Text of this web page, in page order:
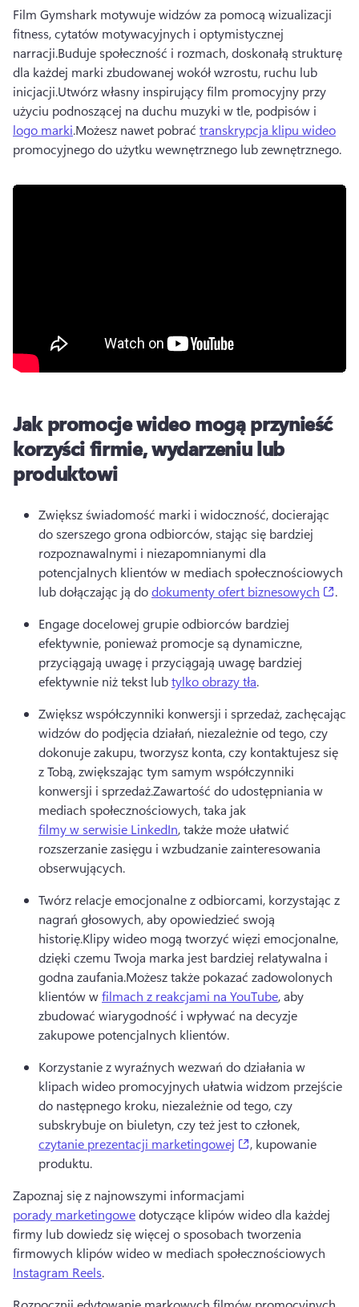
Film Gymshark motywuje widzów za pomocą wizualizacji
fitness, cytatów motywacyjnych i optymistycznej
narracji.Buduje społeczność i rozmach, doskonałą strukturę
dla każdej marki zbudowanej wokół wzrostu, ruchu lub
inicjacji.Utwórz własny inspirujący film promocyjny przy
użyciu podnoszącej na duchu muzyki w tle, podpisów i
logo marki.Możesz nawet pobrać transkrypcja klipu wideo
promocyjnego do użytku wewnętrznego lub zewnętrznego.
Jak promocje wideo mogą przynieść
korzyści firmie, wydarzeniu lub
produktowi
Zwiększ świadomość marki i widoczność, docierając
do szerszego grona odbiorców, stając się bardziej
rozpoznawalnymi i niezapomnianymi dla
potencjalnych klientów w mediach społecznościowych
lub dołączając ją do dokumenty ofert biznesowych
.
Engage docelowej grupie odbiorców bardziej
efektywnie, ponieważ promocje są dynamiczne,
przyciągają uwagę i przyciągają uwagę bardziej
efektywnie niż tekst lub tylko obrazy tła.
Zwiększ współczynniki konwersji i sprzedaż, zachęcając
widzów do podjęcia działań, niezależnie od tego, czy
dokonuje zakupu, tworzysz konta, czy kontaktujesz się
z Tobą, zwiększając tym samym współczynniki
konwersji i sprzedaż.Zawartość do udostępniania w
mediach społecznościowych, taka jak
filmy w serwisie LinkedIn, także może ułatwić
rozszerzanie zasięgu i wzbudzanie zainteresowania
obserwujących.
Twórz relacje emocjonalne z odbiorcami, korzystając z
nagrań głosowych, aby opowiedzieć swoją
historię.Klipy wideo mogą tworzyć więzi emocjonalne,
dzięki czemu Twoja marka jest bardziej relatywalna i
godna zaufania.Możesz także pokazać zadowolonych
klientów w filmach z reakcjami na YouTube, aby
zbudować wiarygodność i wpływać na decyzje
zakupowe potencjalnych klientów.
Korzystanie z wyraźnych wezwań do działania w
klipach wideo promocyjnych ułatwia widzom przejście
do następnego kroku, niezależnie od tego, czy
subskrybuje on biuletyn, czy też jest to członek,
czytanie prezentacji marketingowej
(opens in a new
, kupowanie
produktu.
Zapoznaj się z najnowszymi informacjami
porady marketingowe dotyczące klipów wideo dla każdej
firmy lub dowiedz się więcej o sposobach tworzenia
firmowych klipów wideo w mediach społecznościowych
Instagram Reels.